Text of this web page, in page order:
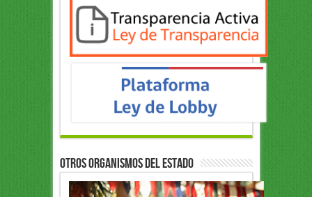
OTROS ORGANISMOS DEL ESTADO